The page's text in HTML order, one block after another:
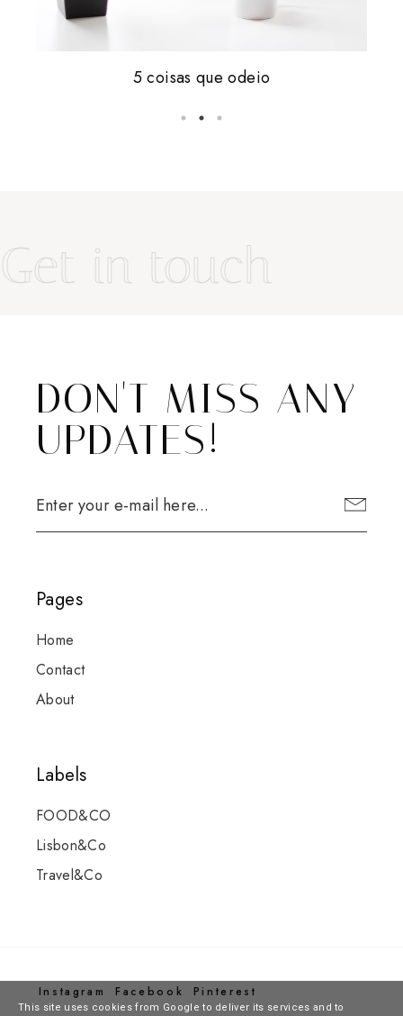
vale tudo.
5 coisas que odeio
Friday, i'm in love #16
Get in touch
DON'T MISS ANY
UPDATES!
Pages
Home
Contact
About
Labels
FOOD&CO
Lisbon&Co
Travel&Co
Instagram Facebook Pinterest
This site uses cookies from Google to deliver its services and to